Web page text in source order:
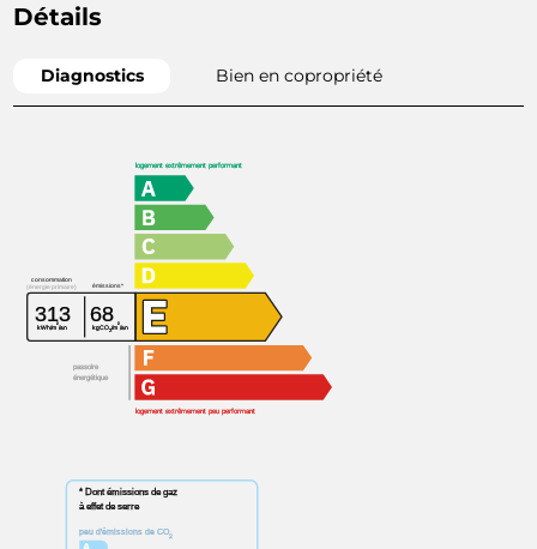
Détails
Diagnostics Bien en copropriété
passoire
énergétique
logement extrêmement performant
logement extrêmement peu performant
consommation
(énergie primaire)
313
kWh/m²/an
émissions*
68
kgCO2/m
²
/an
* Dont émissions de gaz
à effet de serre
peu d'émissions de CO2